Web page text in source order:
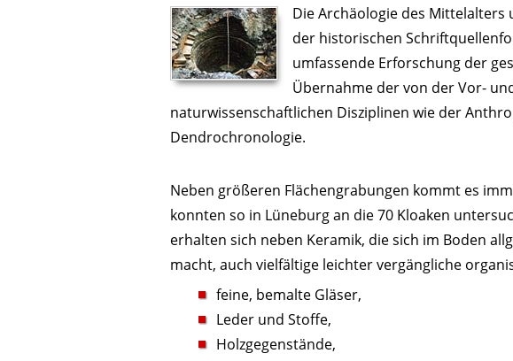
Die Archäologie des
der historischen
umfassende Erforschung der
Übernahme der von der Vor-
naturwissenschaftlichen Disziplinen wie der
Dendrochronologie.
Neben größeren Flächengrabungen kommt es
konnten so in Lüneburg an die 70 Kloaken
erhalten sich neben Keramik, die sich im Boden
macht, auch vielfältige leichter vergängliche
feine, bemalte Gläser,
Leder und Stoffe,
Holzgegenstände,